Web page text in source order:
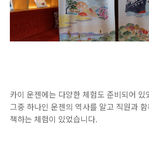
카이 운젠에는 다양한 체험도 준비되어 있
그중 하나인 운젠의 역사를 알고 직원과
책하는 체험이 있었습니다.